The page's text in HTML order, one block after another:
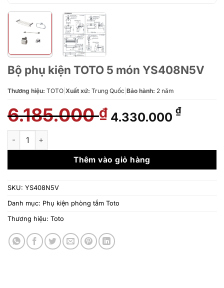
Bộ phụ kiện TOTO 5 món YS408N5V
Thương hiệu: TOTO Xuất xứ: Trung Quốc Bảo hành: 2 năm
6.185.000₫ Giá
gốc
6.185.000 ₫.
4.330.000 ₫Giá
là:
Bộ phụ kiện TOTO 5 món YS408N5V số lượng
Thêm vào giỏ hàng
SKU: YS408N5V
Danh mục: Phụ kiện phòng tắm Toto
Thương hiệu: Toto